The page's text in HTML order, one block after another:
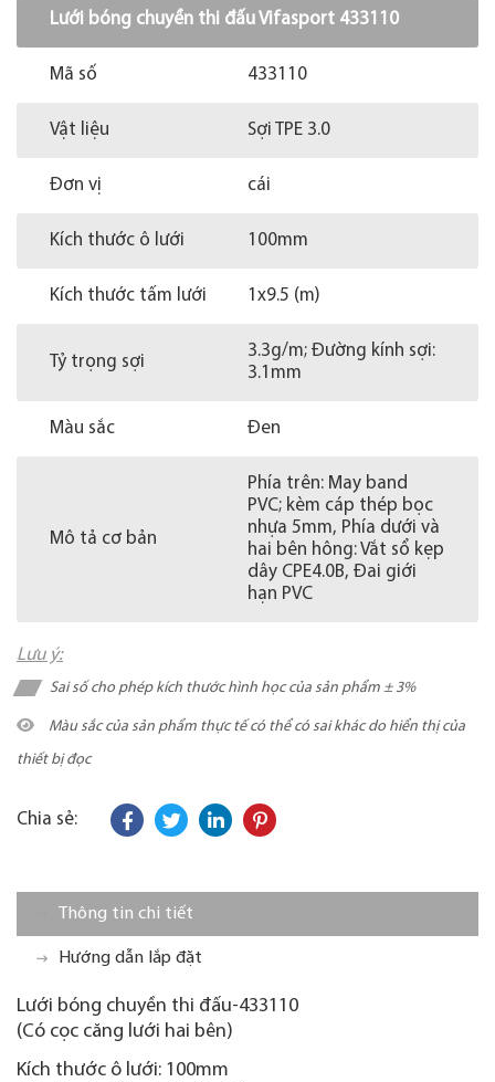
Lưới bóng chuyền thi đấu Vifasport 433110
Mã số 433110
Vật liệu Sợi TPE 3.0
Đơn vị cái
Kích thước ô lưới 100mm
Kích thước tấm lưới 1x9.5 (m)
Tỷ trọng sợi
3.3g/m; Đường kính sợi:
3.1mm
Màu sắc Đen
Mô tả cơ bản
Phía trên: May band
PVC; kèm cáp thép bọc
nhựa 5mm, Phía dưới và
hai bên hông: Vắt sổ kẹp
dây CPE4.0B, Đai giới
hạn PVC
Lưu ý:
Sai số cho phép kích thước hình học của sản phẩm ± 3%
Màu sắc của sản phẩm thực tế có thể có sai khác do hiển thị của
thiết bị đọc
Chia sẻ:
Thông tin chi tiết
Hướng dẫn lắp đặt
Lưới bóng chuyền thi đấu-433110
(Có cọc căng lưới hai bên)
Kích thước ô lưới: 100mm